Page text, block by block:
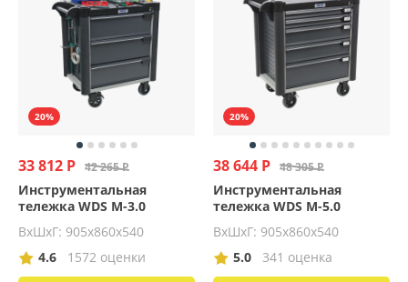
20%
33 812 Р 42 265 Р
Инструментальная
тележка WDS M-3.0
ВхШхГ: 905х860х540
4.6
1572 оценки
20%
38 644 Р 48 305 Р
Инструментальная
тележка WDS M-5.0
ВхШхГ: 905х860х540
5.0
341 оценка